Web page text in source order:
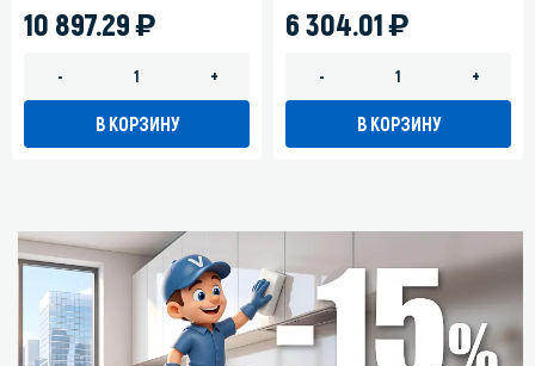
10 897.29)
- +
В КОРЗИНУ
6 304.01)
- +
В КОРЗИНУ